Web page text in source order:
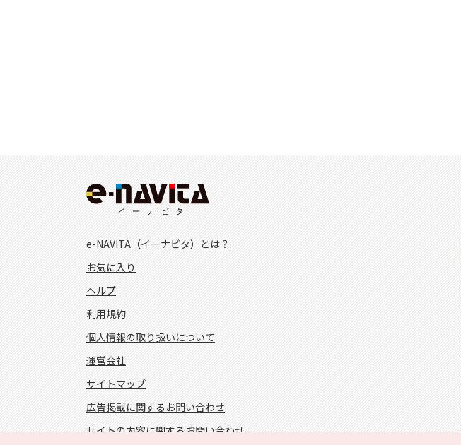
e-NAVITA（イーナビタ）とは？
お気に入り
ヘルプ
利用規約
個人情報の取り扱いについて
運営会社
サイトマップ
広告掲載に関するお問い合わせ
サイトの内容に関するお問い合わせ